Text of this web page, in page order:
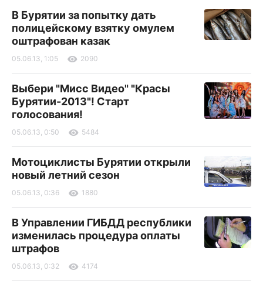
В Бурятии за попытку дать
полицейскому взятку омулем
оштрафован казак
05.06.13, 1:05 2090
Выбери "Мисс Видео" "Красы
Бурятии-2013"! Старт
голосования!
05.06.13, 0:50 5484
Мотоциклисты Бурятии открыли
новый летний сезон
05.06.13, 0:36 1880
В Управлении ГИБДД республики
изменилась процедура оплаты
штрафов
05.06.13, 0:32 4174